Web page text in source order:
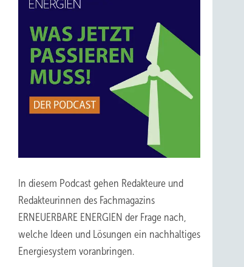
In diesem Podcast gehen Redakteure und
Redakteurinnen des Fachmagazins
ERNEUERBARE ENERGIEN der Frage nach,
welche Ideen und Lösungen ein nachhaltiges
Energiesystem voranbringen.